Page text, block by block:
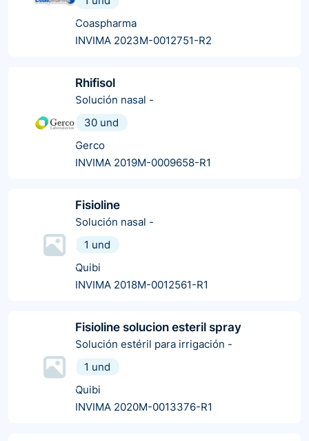
Coaspharma
INVIMA 2023M-0012751-R2
Rhifisol
Solución nasal -
30 und
Gerco
INVIMA 2019M-0009658-R1
Fisioline
Solución nasal -
1 und
Quibi
INVIMA 2018M-0012561-R1
Fisioline solucion esteril spray
Solución estéril para irrigación -
1 und
Quibi
INVIMA 2020M-0013376-R1